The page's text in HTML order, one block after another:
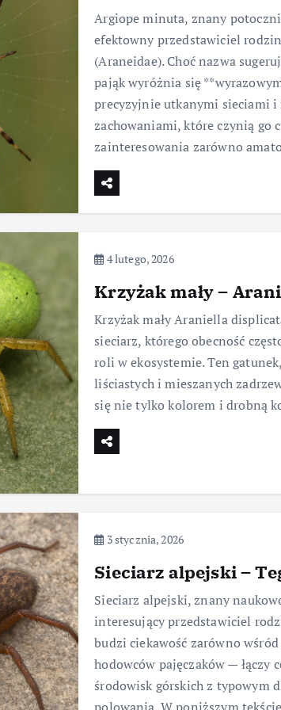
Argiope minuta, znany
efektowny przedstawiciel
(Araneidae). Choć nazwa
pająk wyróżnia się
precyzyjnie utkanymi sieciami
zachowaniami, które czynią go
zainteresowania zarówno
4 lutego, 2026
Krzyżak mały –
Krzyżak mały Araniella
sieciarz, którego obecność
roli w ekosystemie. Ten
liściastych i mieszanych
się nie tylko kolorem i drobną
3 stycznia, 2026
Sieciarz alpejski –
Sieciarz alpejski, znany
interesujący przedstawiciel
budzi ciekawość zarówno
hodowców pajęczaków — łączy
środowisk górskich z typowym